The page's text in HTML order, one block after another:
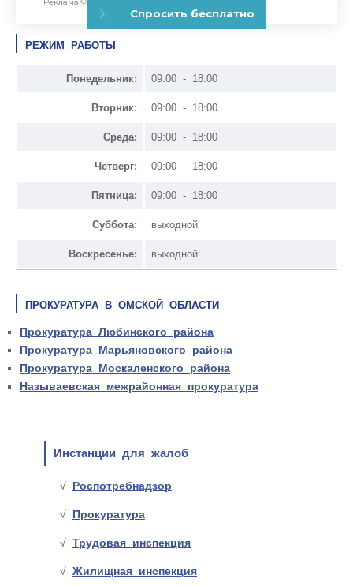
РЕЖИМ РАБОТЫ
Понедельник: 09:00 - 18:00
Вторник: 09:00 - 18:00
Среда: 09:00 - 18:00
Четверг: 09:00 - 18:00
Пятница: 09:00 - 18:00
Суббота: выходной
Воскресенье: выходной
ПРОКУРАТУРА В ОМСКОЙ ОБЛАСТИ
Прокуратура Любинского района
Прокуратура Марьяновского района
Прокуратура Москаленского района
Называевская межрайонная прокуратура
Инстанции для жалоб
Роспотребнадзор
Прокуратура
Трудовая инспекция
Жилищная инспекция